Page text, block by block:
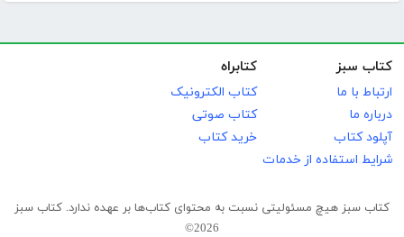
کتاب سبز
ارتباط با ما
درباره ما
آپلود کتاب
شرایط استفاده از خدمات
کتابراه
کتاب الکترونیک
کتاب صوتی
خرید کتاب
کتاب سبز هیچ مسئولیتی نسبت به محتوای کتاب‌ها بر عهده ندارد. کتاب سبز
2026©